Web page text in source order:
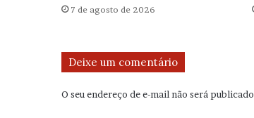
7 de agosto de 2026
Deixe um comentário
O seu endereço de e-mail não será